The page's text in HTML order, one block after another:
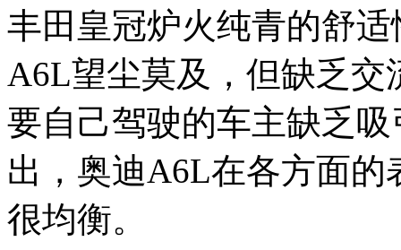
丰田皇冠炉火纯青的舒
A6L望尘莫及，但缺乏
要自己驾驶的车主缺乏
出，奥迪A6L在各方面
很均衡。